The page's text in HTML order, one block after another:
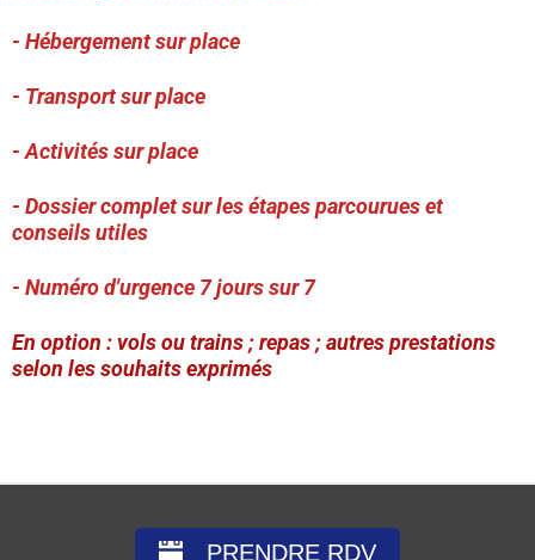
- Hébergement sur place
- Transport sur place
- Activités sur place
- Dossier complet sur les étapes parcourues et
conseils utiles
- Numéro d'urgence 7 jours sur 7
En option : vols ou trains ; repas ; autres prestations
selon les souhaits exprimés
PRENDRE RDV